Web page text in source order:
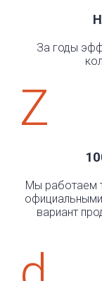
За годы
Z
Мы работаем
вариант